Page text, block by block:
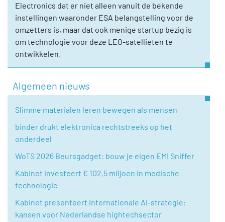
Electronics dat er niet alleen vanuit de bekende
instellingen waaronder ESA belangstelling voor de
omzetters is, maar dat ook menige startup bezig is
om technologie voor deze LEO-satellieten te
ontwikkelen.
Algemeen nieuws
Slimme materialen leren bewegen als mensen
binder drukt elektronica rechtstreeks op het
onderdeel
WoTS 2026 Beursgadget: bouw je eigen EMI Sniffer
Kabinet investeert € 102,5 miljoen in medische
technologie
Kabinet presenteert internationale AI-strategie:
kansen voor Nederlandse hightechsector